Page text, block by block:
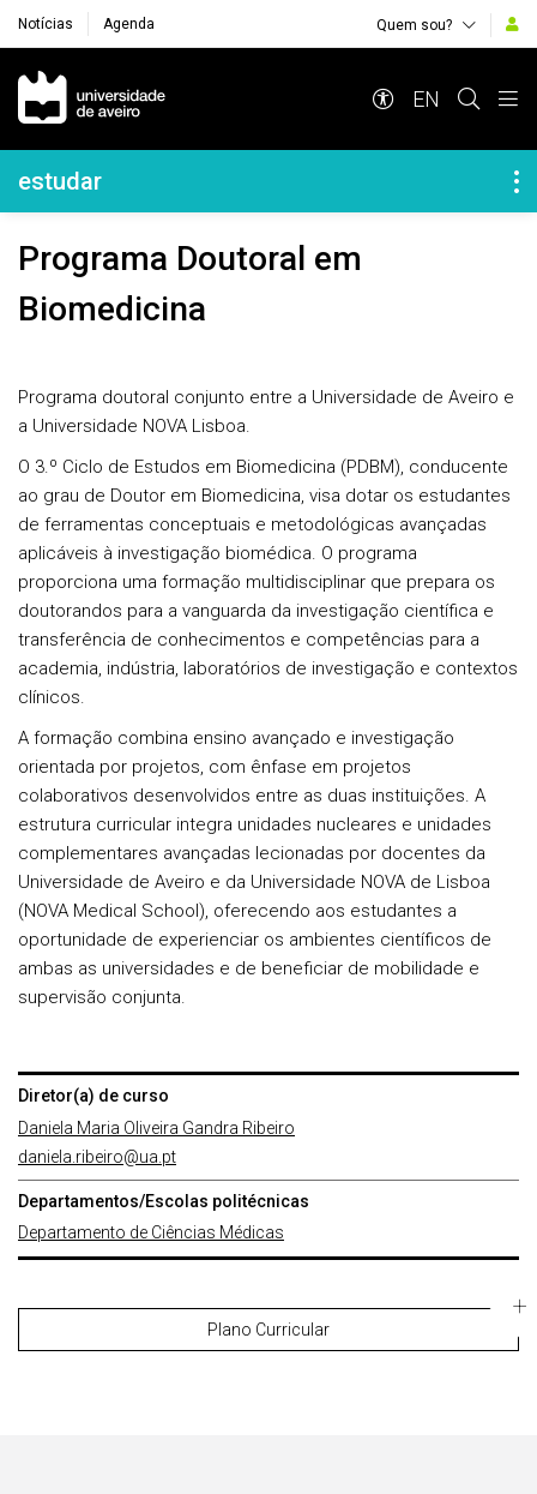
Notícias Agenda Quem sou?
Navegação Principal
EN
Navegação Lateral
estudar
Programa Doutoral em
Biomedicina
Programa doutoral conjunto entre a Universidade de Aveiro e
a Universidade NOVA Lisboa.
O 3.º Ciclo de Estudos em Biomedicina (PDBM), conducente
ao grau de Doutor em Biomedicina, visa dotar os estudantes
de ferramentas conceptuais e metodológicas avançadas
aplicáveis à investigação biomédica. O programa
proporciona uma formação multidisciplinar que prepara os
doutorandos para a vanguarda da investigação científica e
transferência de conhecimentos e competências para a
academia, indústria, laboratórios de investigação e contextos
clínicos.
A formação combina ensino avançado e investigação
orientada por projetos, com ênfase em projetos
colaborativos desenvolvidos entre as duas instituições. A
estrutura curricular integra unidades nucleares e unidades
complementares avançadas lecionadas por docentes da
Universidade de Aveiro e da Universidade NOVA de Lisboa
(NOVA Medical School), oferecendo aos estudantes a
oportunidade de experienciar os ambientes científicos de
ambas as universidades e de beneficiar de mobilidade e
supervisão conjunta.
Diretor(a) de curso
Daniela Maria Oliveira Gandra Ribeiro
daniela.ribeiro@ua.pt
Departamentos/Escolas politécnicas
Departamento de Ciências Médicas
Plano Curricular